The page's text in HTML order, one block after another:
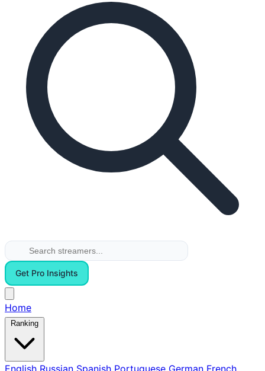
Get Pro Insights
Home
Ranking
English Russian Spanish Portuguese German French